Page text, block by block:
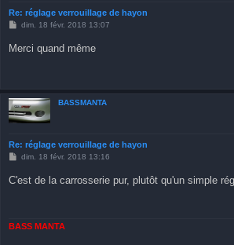
Re: réglage verrouillage de hayon
M
s
dim. 18 févr. 2018 13:07
Merci quand même
BASSMANTA
Re: réglage verrouillage de hayon
M
s
dim. 18 févr. 2018 13:16
C'est de la carrosserie pur, plutôt qu'un simple
BASS MANTA